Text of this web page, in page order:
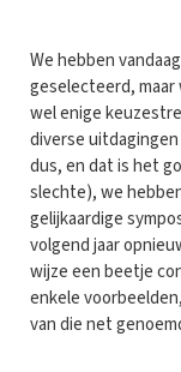
We hebben
geselecteerd,
wel enige
diverse
dus, en dat is het
slechte), we
gelijkaardige
volgend jaar
wijze een beetje
enkele
van die net